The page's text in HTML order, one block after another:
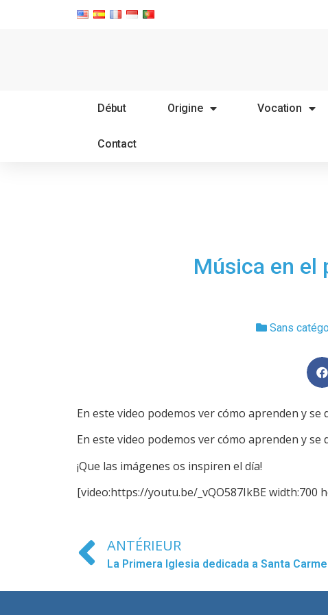
Début Origine Vocation
Contact
Música en el
Sans
En este video podemos ver cómo aprenden y
En este video podemos ver cómo aprenden y
¡Que las imágenes os inspiren el día!
[video:https://youtu.be/_vQO587IkBE width:700
ANTÉRIEUR